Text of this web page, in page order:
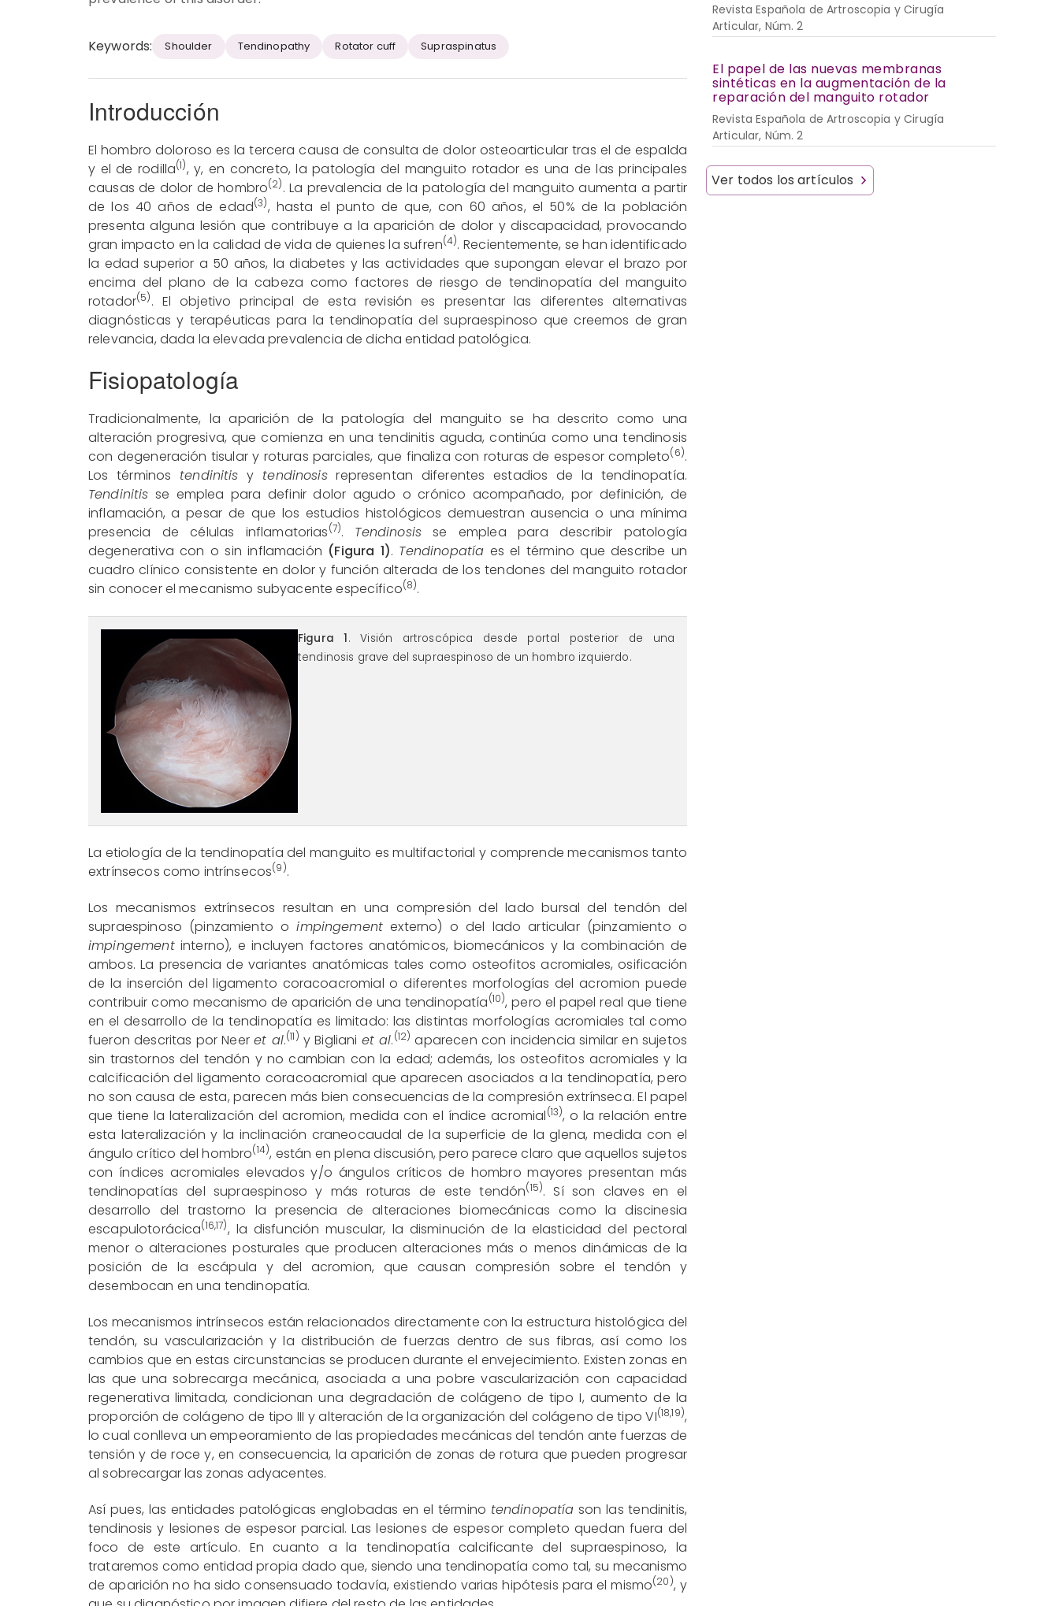
Keywords: Shoulder Tendinopathy Rotator cuff Supraspinatus
Introducción
El hombro doloroso es la tercera causa de consulta de dolor osteoarticular tras el de espalda
y el de rodilla(1), y, en concreto, la patología del manguito rotador es una de las principales
causas de dolor de hombro(2). La prevalencia de la patología del manguito aumenta a partir
de los 40 años de edad(3), hasta el punto de que, con 60 años, el 50% de la población
presenta alguna lesión que contribuye a la aparición de dolor y discapacidad, provocando
gran impacto en la calidad de vida de quienes la sufren(4). Recientemente, se han identificado
la edad superior a 50 años, la diabetes y las actividades que supongan elevar el brazo por
encima del plano de la cabeza como factores de riesgo de tendinopatía del manguito
rotador(5). El objetivo principal de esta revisión es presentar las diferentes alternativas
diagnósticas y terapéuticas para la tendinopatía del supraespinoso que creemos de gran
relevancia, dada la elevada prevalencia de dicha entidad patológica.
Fisiopatología
Tradicionalmente, la aparición de la patología del manguito se ha descrito como una
alteración progresiva, que comienza en una tendinitis aguda, continúa como una tendinosis
con degeneración tisular y roturas parciales, que finaliza con roturas de espesor completo(6).
Los términos tendinitis y tendinosisrepresentan diferentes estadios de la tendinopatía.
Tendinitis se emplea para definir dolor agudo o crónico acompañado, por definición, de
inflamación, a pesar de que los estudios histológicos demuestran ausencia o una mínima
presencia de células inflamatorias(7). Tendinosisse emplea para describir patología
degenerativa con o sin inflamación (Figura 1). Tendinopatía es el término que describe un
cuadro clínico consistente en dolor y función alterada de los tendones del manguito rotador
sin conocer el mecanismo subyacente específico(8).
reaca.29175.fs1912066-figura1.png
Figura 1. Visión artroscópica desde portal posterior de una
tendinosis grave del supraespinoso de un hombro izquierdo.
La etiología de la tendinopatía del manguito es multifactorial y comprende mecanismos tanto
extrínsecos como intrínsecos(9).
Los mecanismos extrínsecos resultan en una compresión del lado bursal del tendón del
supraespinoso (pinzamiento oimpingement externo) o del lado articular (pinzamiento o
impingementinterno), e incluyen factores anatómicos, biomecánicos y la combinación de
ambos. La presencia de variantes anatómicas tales como osteofitos acromiales, osificación
de la inserción del ligamento coracoacromial o diferentes morfologías del acromion puede
contribuir como mecanismo de aparición de una tendinopatía(10), pero el papel real que tiene
en el desarrollo de la tendinopatía es limitado: las distintas morfologías acromiales tal como
fueron descritas por Neeret al.(11) y Bigliani et al.(12) aparecen con incidencia similar en sujetos
sin trastornos del tendón y no cambian con la edad; además, los osteofitos acromiales y la
calcificación del ligamento coracoacromial que aparecen asociados a la tendinopatía, pero
no son causa de esta, parecen más bien consecuencias de la compresión extrínseca. El papel
que tiene la lateralización del acromion, medida con el índice acromial(13), o la relación entre
esta lateralización y la inclinación craneocaudal de la superficie de la glena, medida con el
ángulo crítico del hombro(14), están en plena discusión, pero parece claro que aquellos sujetos
con índices acromiales elevados y/o ángulos críticos de hombro mayores presentan más
tendinopatías del supraespinoso y más roturas de este tendón(15). Sí son claves en el
desarrollo del trastorno la presencia de alteraciones biomecánicas como la discinesia
escapulotorácica(16,17), la disfunción muscular, la disminución de la elasticidad del pectoral
menor o alteraciones posturales que producen alteraciones más o menos dinámicas de la
posición de la escápula y del acromion, que causan compresión sobre el tendón y
desembocan en una tendinopatía.
Los mecanismos intrínsecos están relacionados directamente con la estructura histológica del
tendón, su vascularización y la distribución de fuerzas dentro de sus fibras, así como los
cambios que en estas circunstancias se producen durante el envejecimiento. Existen zonas en
las que una sobrecarga mecánica, asociada a una pobre vascularización con capacidad
regenerativa limitada, condicionan una degradación de colágeno de tipo I, aumento de la
proporción de colágeno de tipo III y alteración de la organización del colágeno de tipo VI(18,19),
lo cual conlleva un empeoramiento de las propiedades mecánicas del tendón ante fuerzas de
tensión y de roce y, en consecuencia, la aparición de zonas de rotura que pueden progresar
al sobrecargar las zonas adyacentes.
Así pues, las entidades patológicas englobadas en el término tendinopatía son las tendinitis,
tendinosis y lesiones de espesor parcial. Las lesiones de espesor completo quedan fuera del
foco de este artículo. En cuanto a la tendinopatía calcificante del supraespinoso, la
trataremos como entidad propia dado que, siendo una tendinopatía como tal, su mecanismo
de aparición no ha sido consensuado todavía, existiendo varias hipótesis para el mismo(20), y
Revista Española de Artroscopia y Cirugía
Articular, Núm. 2
El papel de las nuevas membranas
sintéticas en la augmentación de la
reparación del manguito rotador
Revista Española de Artroscopia y Cirugía
Articular, Núm. 2
Ver todos los artículos